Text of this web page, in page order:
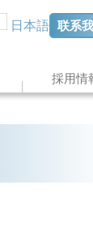
联系
日本語
採用情